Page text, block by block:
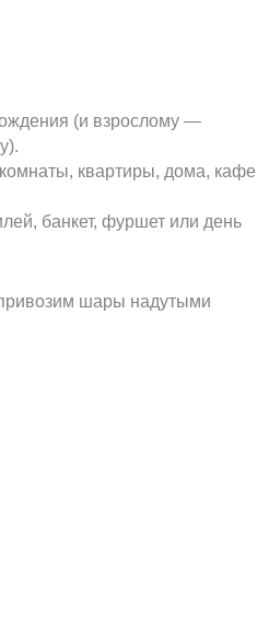
(и взрослому —
квартиры, дома, кафе
банкет, фуршет или день
шары надутыми